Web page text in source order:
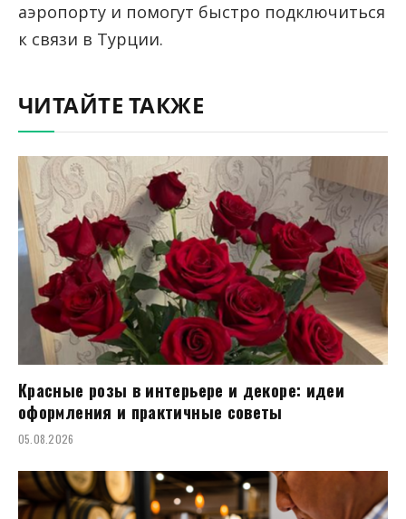
аэропорту и помогут быстро подключиться
к связи в Турции.
ЧИТАЙТЕ ТАКЖЕ
Красные розы в интерьере и декоре: идеи
оформления и практичные советы
05.08.2026